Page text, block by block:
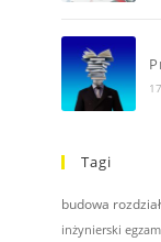
Tagi
budowa
inżynierski